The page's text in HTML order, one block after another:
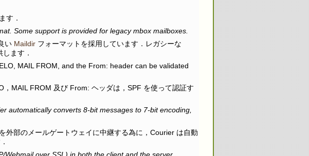
す．
Some support is provided for legacy mbox mailboxes.
い Maildir フォーマットを採用しています．レガシーな
ます．
MAIL FROM, and the From: header can be validated
MAIL FROM 及び From: ヘッダは，SPF を使って認証す
automatically converts 8-bit messages to 7-bit encoding,
外部のメールゲートウェイに中継する為に，Courier は自動